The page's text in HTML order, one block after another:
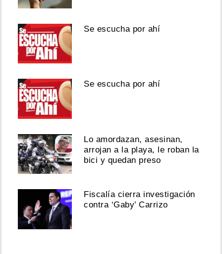
Se escucha por ahí
Se escucha por ahí
Lo amordazan, asesinan,
arrojan a la playa, le roban la
bici y quedan preso
Fiscalía cierra investigación
contra ‘Gaby’ Carrizo